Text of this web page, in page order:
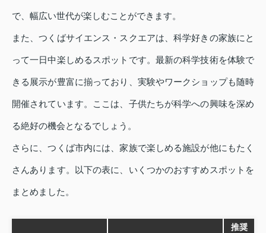
で、幅広い世代が楽しむことができます。
また、つくばサイエンス・スクエアは、科学好きの家族にと
って一日中楽しめるスポットです。最新の科学技術を体験で
きる展示が豊富に揃っており、実験やワークショップも随時
開催されています。ここは、子供たちが科学への興味を深め
る絶好の機会となるでしょう。
さらに、つくば市内には、家族で楽しめる施設が他にもたく
さんあります。以下の表に、いくつかのおすすめスポットを
まとめました。
推奨